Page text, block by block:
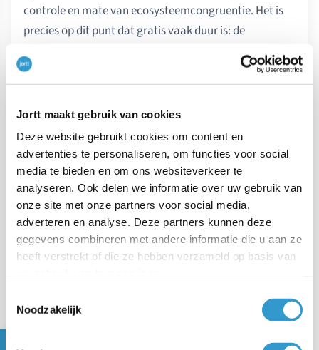
Jortt maakt gebruik van cookies
Deze website gebruikt cookies om content en
advertenties te personaliseren, om functies voor social
media te bieden en om ons websiteverkeer te
analyseren. Ook delen we informatie over uw gebruik van
onze site met onze partners voor social media,
adverteren en analyse. Deze partners kunnen deze
gegevens combineren met andere informatie die u aan ze
heeft verstrekt of die ze hebben verzameld op basis van
Noodzakelijk
controle en mate van ecosysteemcongruentie. Het is
precies op dit punt dat gratis vaak duur is: de
licentieprijs is laag, maar het systeem dwingt extra
arbeid af.
Top 10 goedkoopste
boekhoudprogramma’s van
Nederland op basis van TCO
(richting 2026)
1. De korte top 3 (samenvatting vóór
de verdieping)
De onderstaande top 3 is een korte samenvatting van
de volledige top 10. De rangorde volgt uit het TCO-
model zoals hierboven beschreven; de uitkomst is
vooral gedreven door tijd en rework, niet door de